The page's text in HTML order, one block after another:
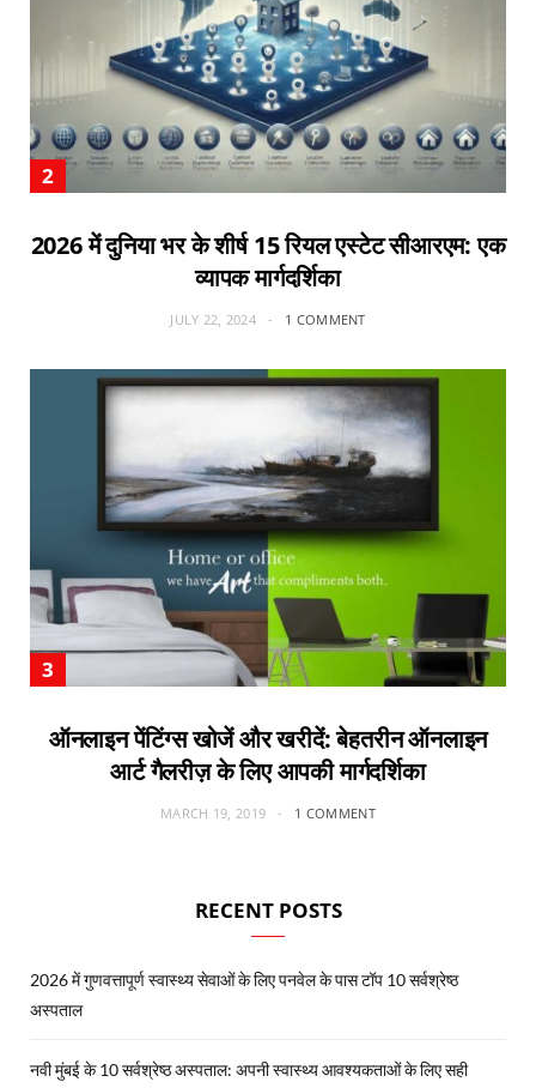
2026 में दुनिया भर के शीर्ष 15 रियल एस्टेट सीआरएम: एक
व्यापक मार्गदर्शिका
JULY 22, 2024 1 COMMENT
ऑनलाइन पेंटिंग्स खोजें और खरीदें: बेहतरीन ऑनलाइन
आर्ट गैलरीज़ के लिए आपकी मार्गदर्शिका
MARCH 19, 2019 1 COMMENT
RECENT POSTS
2026 में गुणवत्तापूर्ण स्वास्थ्य सेवाओं के लिए पनवेल के पास टॉप 10 सर्वश्रेष्ठ
अस्पताल
नवी मुंबई के 10 सर्वश्रेष्ठ अस्पताल: अपनी स्वास्थ्य आवश्यकताओं के लिए सही